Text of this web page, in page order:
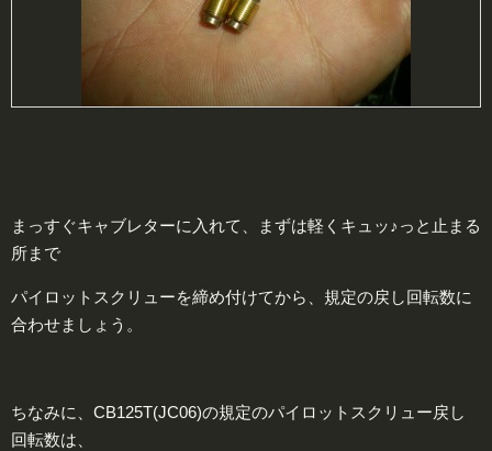
まっすぐキャブレターに入れて、まずは軽くキュッ♪っと止まる
所まで
パイロットスクリューを締め付けてから、規定の戻し回転数に
合わせましょう。
ちなみに、CB125T(JC06)の規定のパイロットスクリュー戻し
回転数は、